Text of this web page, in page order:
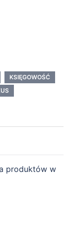
KSIĘGOWOŚĆ
produktów w